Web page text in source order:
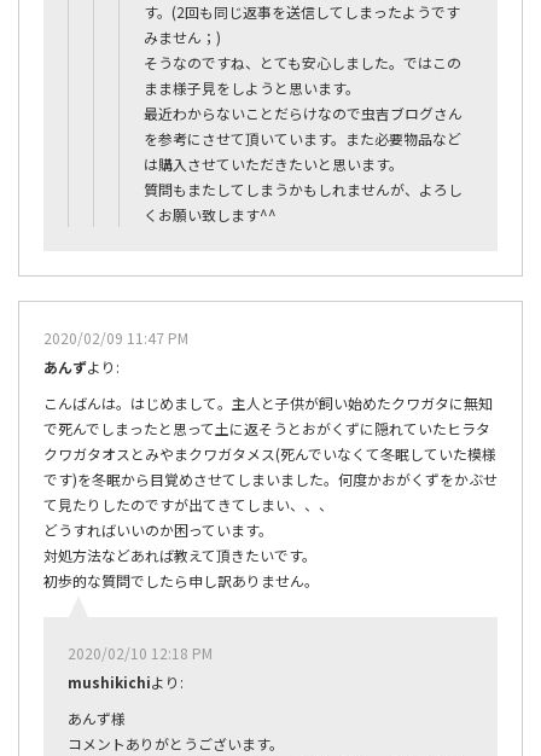
す。(2回も同じ返事を送信してしまったようです
みません；)
そうなのですね、とても安心しました。ではこの
まま様子見をしようと思います。
最近わからないことだらけなので虫吉ブログさん
を参考にさせて頂いています。また必要物品など
は購入させていただきたいと思います。
質問もまたしてしまうかもしれませんが、よろし
くお願い致します^^
あんずより:
2020/02/09 11:47 PM
こんばんは。はじめまして。主人と子供が飼い始めたクワガタに無知
で死んでしまったと思って土に返そうとおがくずに隠れていたヒラタ
クワガタオスとみやまクワガタメス(死んでいなくて冬眠していた模様
です)を冬眠から目覚めさせてしまいました。何度かおがくずをかぶせ
て見たりしたのですが出てきてしまい、、、
どうすればいいのか困っています。
対処方法などあれば教えて頂きたいです。
初歩的な質問でしたら申し訳ありません。
mushikichiより:
2020/02/10 12:18 PM
あんず様
コメントありがとうございます。